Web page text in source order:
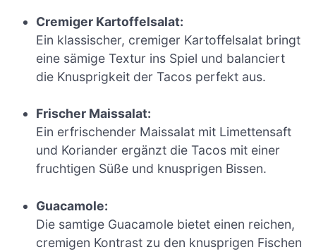
Cremiger Kartoffelsalat:
Ein klassischer, cremiger Kartoffelsalat bringt
eine sämige Textur ins Spiel und balanciert
die Knusprigkeit der Tacos perfekt aus.
Frischer Maissalat:
Ein erfrischender Maissalat mit Limettensaft
und Koriander ergänzt die Tacos mit einer
fruchtigen Süße und knusprigen Bissen.
Guacamole:
Die samtige Guacamole bietet einen reichen,
cremigen Kontrast zu den knusprigen Fischen